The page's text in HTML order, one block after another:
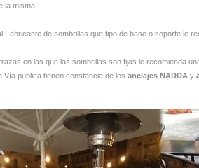
la misma.
Fabricante de sombrillas que tipo de base o soporte le
en las que las sombrillas son fijas le recomienda
Vía publica tienen constancia de los anclajes NADDA y